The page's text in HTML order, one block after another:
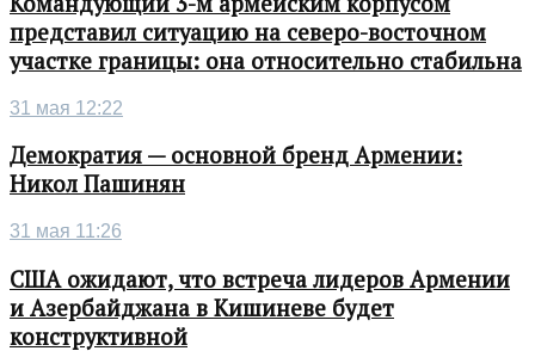
представил ситуацию на северо-восточном
участке границы: она относительно стабильна
31 мая 12:22
Демократия — основной бренд Армении:
Никол Пашинян
31 мая 11:26
США ожидают, что встреча лидеров Армении
и Азербайджана в Кишиневе будет
конструктивной